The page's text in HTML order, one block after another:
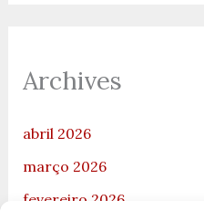
Archives
abril 2026
março 2026
fevereiro 2026